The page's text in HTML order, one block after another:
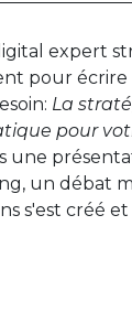
expert
pour
La
pour
une
un débat
s'est créé et